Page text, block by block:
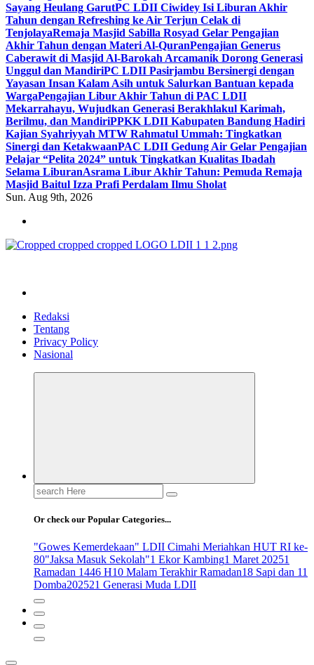
Sayang Heulang GarutPC LDII Ciwidey Isi Liburan Akhir
Tahun dengan Refreshing ke Air Terjun Celak di
TenjolayaRemaja Masjid Sabilla Rosyad Gelar Pengajian
Akhir Tahun dengan Materi Al-QuranPengajian Generus
Caberawit di Masjid Al-Barokah Arcamanik Dorong Generasi
Unggul dan MandiriPC LDII Pasirjambu Bersinergi dengan
Yayasan Insan Kalam Asih untuk Salurkan Bantuan kepada
WargaPengajian Libur Akhir Tahun di PAC LDII
Mekarrahayu, Wujudkan Generasi Berakhlakul Karimah,
Berilmu, dan MandiriPPKK LDII Kabupaten Bandung Hadiri
Kajian Syahriyyah MTW Rahmatul Ummah: Tingkatkan
Sinergi dan KetakwaanPAC LDII Gedung Air Gelar Pengajian
Pelajar “Pelita 2024” untuk Tingkatkan Kualitas Ibadah
Selama LiburanAsrama Libur Akhir Tahun: Pemuda Remaja
Masjid Baitul Izza Prafi Perdalam Ilmu Sholat
Sun. Aug 9th, 2026
Redaksi
Tentang
Privacy Policy
Nasional
Search
for:
Or check our Popular Categories...
"Gowes Kemerdekaan" LDII Cimahi Meriahkan HUT RI ke-
80"Jaksa Masuk Sekolah"1 Ekor Kambing1 Maret 20251
Ramadan 1446 H10 Malam Terakhir Ramadan18 Sapi dan 11
Domba202521 Generasi Muda LDII